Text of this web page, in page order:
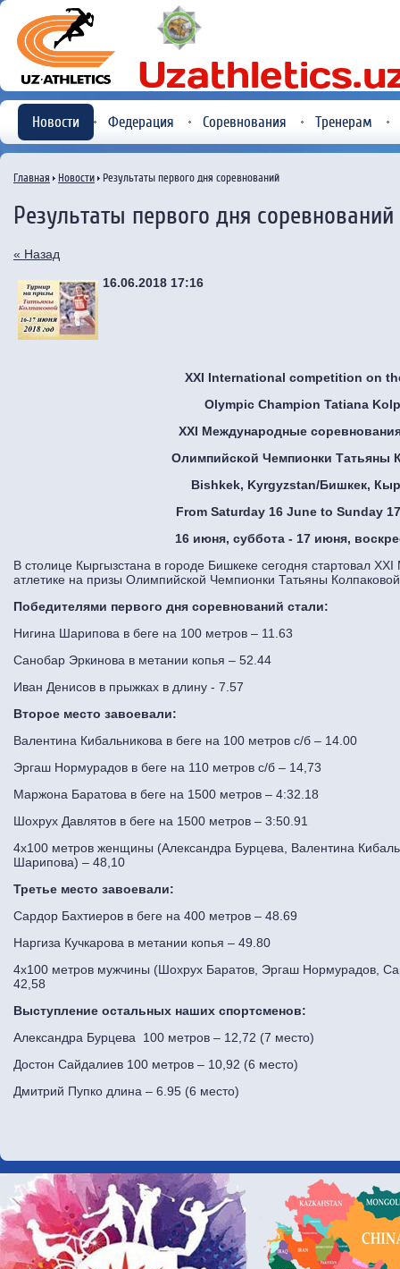
Новости Федерация Соревнования Тренерам
Главная Новости Результаты первого дня соревнований
Результаты первого дня соревнований
« Назад
16.06.2018 17:16
XXI International competition on
Olympic Champion Tatiana
XXI Международные
Олимпийской Чемпионки Татьяны
Bishkek, Kyrgyzstan/Бишкек,
From Saturday 16 June to Sunday
16 июня, суббота - 17 июня,
В столице Кыргызстана в городе Бишкеке сегодня стартовал
атлетике на призы Олимпийской Чемпионки Татьяны
Победителями первого дня соревнований стали:
Нигина Шарипова в беге на 100 метров – 11.63
Санобар Эркинова в метании копья – 52.44
Иван Денисов в прыжках в длину - 7.57
Второе место завоевали:
Валентина Кибальникова в беге на 100 метров с/б – 14.00
Эргаш Нормурадов в беге на 110 метров с/б – 14,73
Маржона Баратова в беге на 1500 метров – 4:32.18
Шохрух Давлятов в беге на 1500 метров – 3:50.91
4х100 метров женщины (Александра Бурцева, Валентина
Шарипова) – 48,10
Третье место завоевали:
Сардор Бахтиеров в беге на 400 метров – 48.69
Наргиза Кучкарова в метании копья – 49.80
4х100 метров мужчины (Шохрух Баратов, Эргаш Нормурадов,
42,58
Выступление остальных наших спортсменов:
Александра Бурцева 100 метров – 12,72 (7 место)
Достон Сайдалиев 100 метров – 10,92 (6 место)
Дмитрий Пупко длина – 6.95 (6 место)